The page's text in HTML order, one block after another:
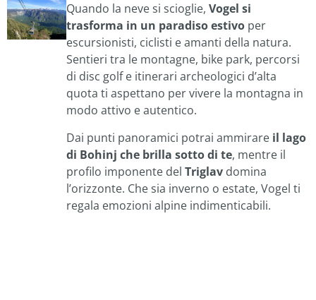
Quando la neve si scioglie,Vogel si
trasforma in un paradiso estivo per
escursionisti, ciclisti e amanti della natura.
Sentieri tra le montagne, bike park, percorsi
di disc golf e itinerari archeologici d’alta
quota ti aspettano per vivere la montagna in
modo attivo e autentico.
Dai punti panoramici potrai ammirare il lago
di Bohinj che brilla sotto di te, mentre il
profilo imponente delTriglav domina
l’orizzonte. Che sia inverno o estate, Vogel ti
regala emozioni alpine indimenticabili.